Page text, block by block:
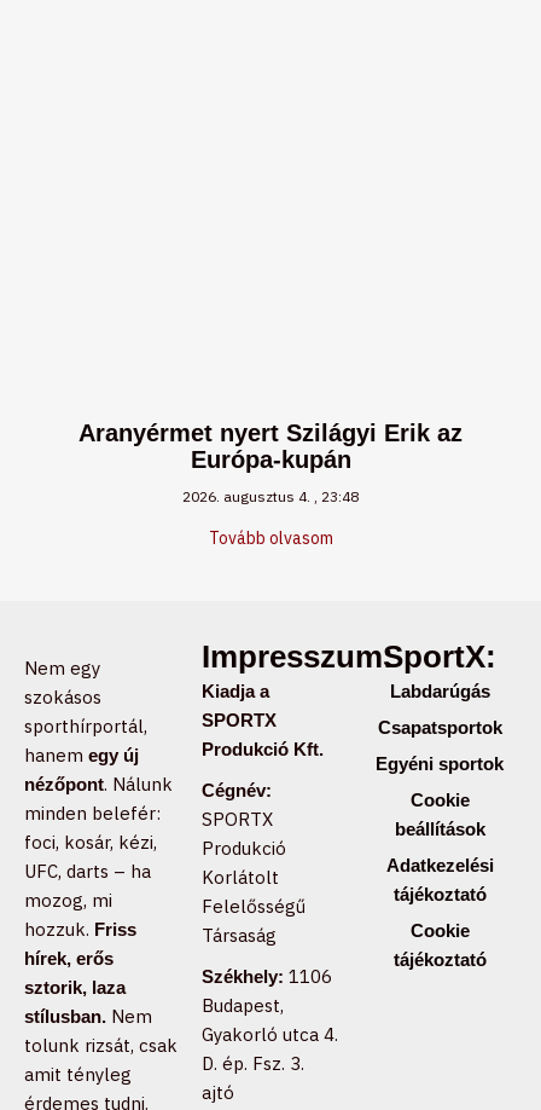
Aranyérmet nyert Szilágyi Erik az
Európa-kupán
2026. augusztus 4. 23:48
Tovább olvasom
Nem egy
szokásos
sporthírportál,
hanem egy új
nézőpont. Nálunk
minden belefér:
foci, kosár, kézi,
UFC, darts – ha
mozog, mi
hozzuk. Friss
hírek, erős
sztorik, laza
stílusban. Nem
tolunk rizsát, csak
amit tényleg
érdemes tudni.
Impresszum:
Kiadja a
SPORTX
Produkció Kft.
Cégnév:
SPORTX
Produkció
Korlátolt
Felelősségű
Társaság
Székhely: 1106
Budapest,
Gyakorló utca 4.
D. ép. Fsz. 3.
ajtó
SportX:
Labdarúgás
Csapatsportok
Egyéni sportok
Cookie
beállítások
Adatkezelési
tájékoztató
Cookie
tájékoztató